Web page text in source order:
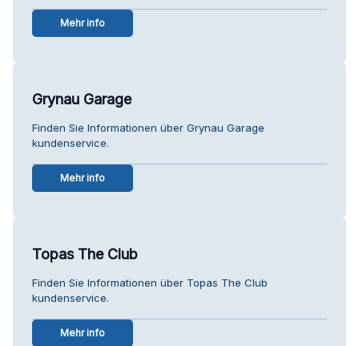
Mehr info
Grynau Garage
Finden Sie Informationen über Grynau Garage
kundenservice.
Mehr info
Topas The Club
Finden Sie Informationen über Topas The Club
kundenservice.
Mehr info